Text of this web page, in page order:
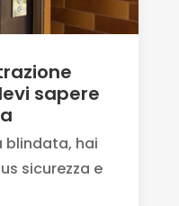
sapere
blindata, hai
sicurezza e